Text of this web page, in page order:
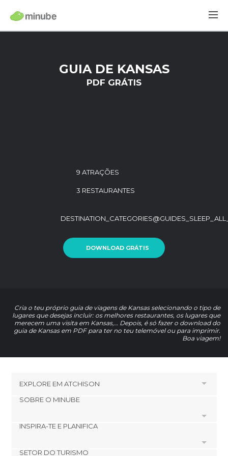
GUIA DE KANSAS
PDF GRÁTIS
9 ATRAÇÕES
3 RESTAURANTES
DOWNLOAD GRÁTIS
Cria o teu próprio guia de viagens de Kansas selecionando o tipo de
lugares que desejas incluir: os melhores restaurantes, os lugares que
merecem uma visita em Kansas,… Depois, é só fazer o download do
guia de Kansas em PDF para ter no teu telemóvel ou para imprimir.
Boa viagem!
EXPLORE EM ATCHISON
Hotéis em Huron
Hotéis em Saint Joseph
SOBRE O MINUBE
Cookies
INSPIRA-TE E PLANIFICA
SETOR DO TURISMO